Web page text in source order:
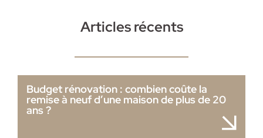
Articles récents
Budget rénovation : combien coûte la
remise à neuf d’une maison de plus de 20
ans ?